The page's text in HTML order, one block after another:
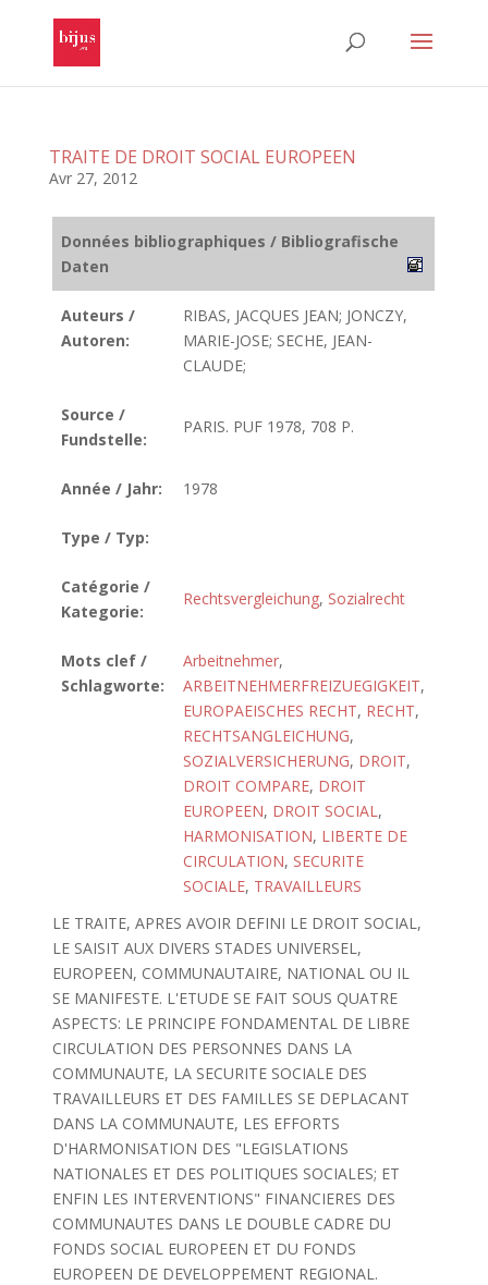
TRAITE DE DROIT SOCIAL EUROPEEN
Avr 27, 2012
Données bibliographiques / Bibliografische
Daten
Auteurs /
Autoren:
RIBAS, JACQUES JEAN; JONCZY,
MARIE-JOSE; SECHE, JEAN-
CLAUDE;
Source /
Fundstelle:
PARIS. PUF 1978, 708 P.
Année / Jahr: 1978
Type / Typ:
Catégorie /
Kategorie:
Rechtsvergleichung, Sozialrecht
Mots clef /
Schlagworte:
Arbeitnehmer,
ARBEITNEHMERFREIZUEGIGKEIT,
EUROPAEISCHES RECHT, RECHT,
RECHTSANGLEICHUNG,
SOZIALVERSICHERUNG, DROIT,
DROIT COMPARE, DROIT
EUROPEEN, DROIT SOCIAL,
HARMONISATION, LIBERTE DE
CIRCULATION, SECURITE
SOCIALE, TRAVAILLEURS
LE TRAITE, APRES AVOIR DEFINI LE DROIT SOCIAL,
LE SAISIT AUX DIVERS STADES UNIVERSEL,
EUROPEEN, COMMUNAUTAIRE, NATIONAL OU IL
SE MANIFESTE. L'ETUDE SE FAIT SOUS QUATRE
ASPECTS: LE PRINCIPE FONDAMENTAL DE LIBRE
CIRCULATION DES PERSONNES DANS LA
COMMUNAUTE, LA SECURITE SOCIALE DES
TRAVAILLEURS ET DES FAMILLES SE DEPLACANT
DANS LA COMMUNAUTE, LES EFFORTS
D'HARMONISATION DES "LEGISLATIONS
NATIONALES ET DES POLITIQUES SOCIALES; ET
ENFIN LES INTERVENTIONS" FINANCIERES DES
COMMUNAUTES DANS LE DOUBLE CADRE DU
FONDS SOCIAL EUROPEEN ET DU FONDS
EUROPEEN DE DEVELOPPEMENT REGIONAL.